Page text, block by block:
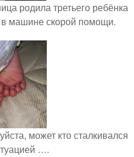
родила третьего ребёнка
машине скорой помощи.
может кто сталкивался
….